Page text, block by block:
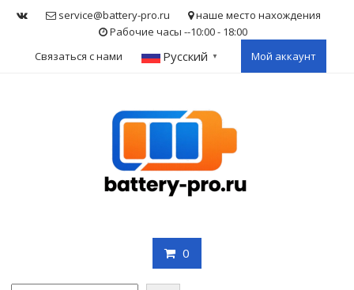
service@battery-pro.ru
наше место нахождения
Рабочие часы --10:00 - 18:00
Связаться с нами
Русский ▼ Мой аккаунт
0